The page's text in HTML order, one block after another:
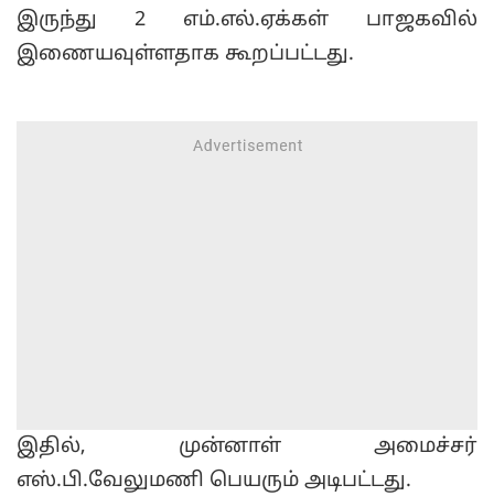
இருந்து 2 எம்.எல்.ஏக்கள் பாஜகவில்
இணையவுள்ளதாக கூறப்பட்டது.
இதில், முன்னாள் அமைச்சர்
எஸ்.பி.வேலுமணி பெயரும் அடிபட்டது.